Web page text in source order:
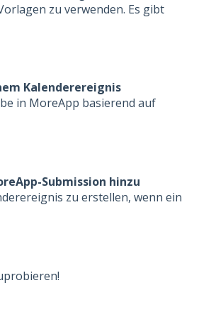
zu verwenden. Es gibt
Kalenderereignis
in MoreApp basierend auf
Submission hinzu
zu erstellen, wenn ein